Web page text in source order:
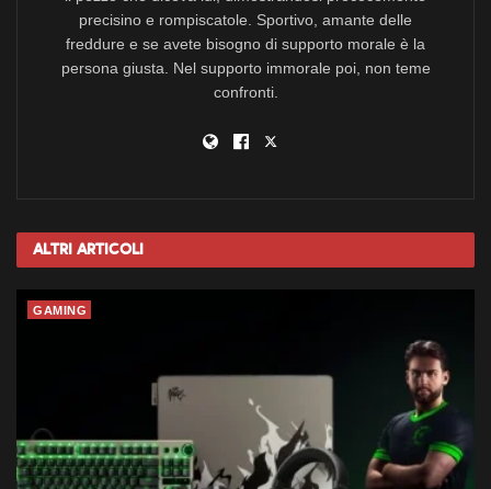
precisino e rompiscatole. Sportivo, amante delle
freddure e se avete bisogno di supporto morale è la
persona giusta. Nel supporto immorale poi, non teme
confronti.
Altri Articoli
GAMING